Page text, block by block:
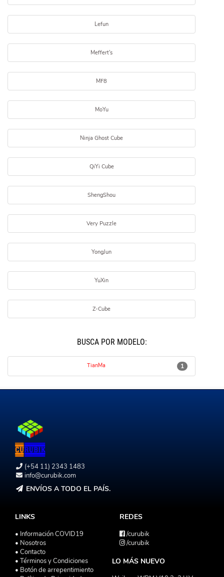
Lefun
Meffert's
MF8
MoYu
Ninja Ghost Cube
QiYi Cube
ShengShou
Very Puzzle
YongJun
YuXin
Z-Cube
BUSCÁ POR MODELO:
1
TianMa
(+54 11) 2343 1483
info@curubik.com
ENVÍOS A TODO EL PAÍS.
LINKS
• Información COVID19
• Nosotros
• Contacto
• Términos y Condiciones
• Botón de arrepentimiento
REDES
/curubik
/curubik
LO MÁS NUEVO